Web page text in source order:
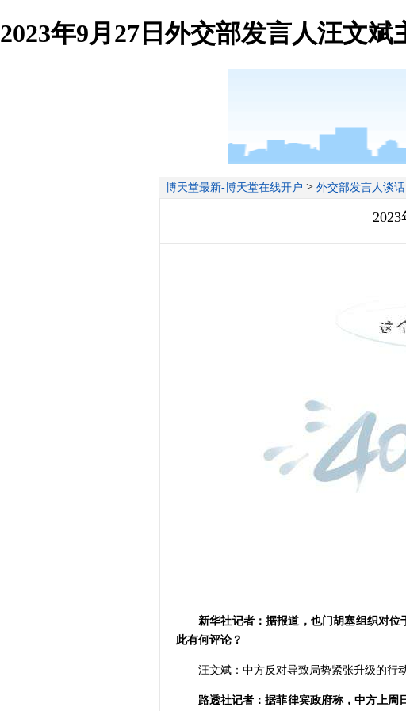
2023年9月27日外交部发言人汪文
博天堂最新-博天堂在线开户 > 外交部发言人谈话
新华社记者：据报道，也门胡塞组织对
此有何评论？
汪文斌：中方反对导致局势紧张升级的行
路透社记者：据菲律宾政府称，中方上周